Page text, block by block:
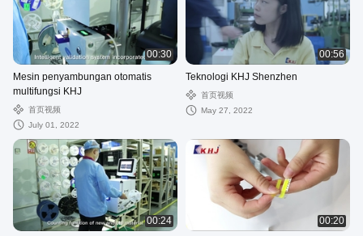
00:30
Mesin penyambungan otomatis
multifungsi KHJ
首页视频
July 01, 2022
00:56
Teknologi KHJ Shenzhen
首页视频
May 27, 2022
00:24 00:20